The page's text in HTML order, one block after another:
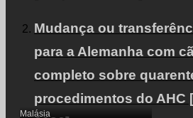
Mudança ou
para a Alemanha com
completo sobre
procedimentos do AHC
Exportou um gato de
para a Malásia.
Malásia